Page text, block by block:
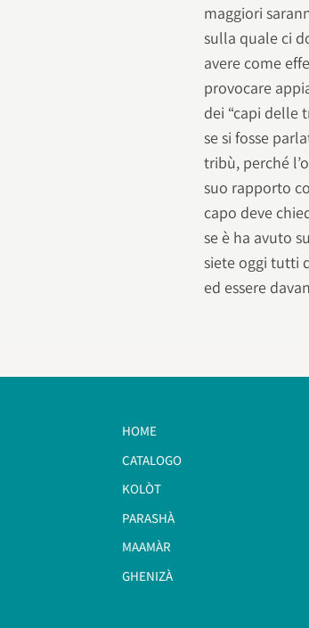
maggiori
sulla quale ci
avere come
provocare
dei “capi delle
se si fosse
tribù, perché
suo rapporto
capo deve
se è ha avuto
siete oggi tutti
ed essere
HOME
CATALOGO
KOLÒT
PARASHÀ
MAAMÀR
GHENIZÀ